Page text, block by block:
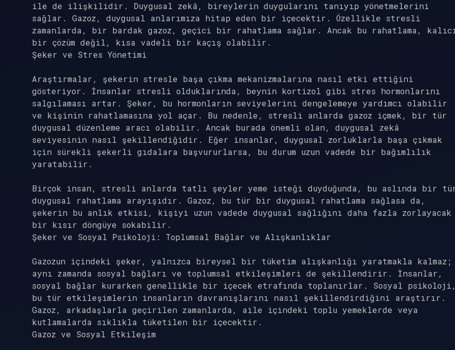
ile de ilişkilidir. Duygusal zekâ, bireylerin duygularını tanıyıp yönetmelerini
sağlar. Gazoz, duygusal anlarımıza hitap eden bir içecektir. Özellikle stresli
zamanlarda, bir bardak gazoz, geçici bir rahatlama sağlar. Ancak bu rahatlama,
bir çözüm değil, kısa vadeli bir kaçış olabilir.
Şeker ve Stres Yönetimi
Araştırmalar, şekerin stresle başa çıkma mekanizmalarına nasıl etki ettiğini
gösteriyor. İnsanlar stresli olduklarında, beynin kortizol gibi stres hormonlarını
salgılaması artar. Şeker, bu hormonların seviyelerini dengelemeye yardımcı olabilir
ve kişinin rahatlamasına yol açar. Bu nedenle, stresli anlarda gazoz içmek, bir tür
duygusal düzenleme aracı olabilir. Ancak burada önemli olan, duygusal zekâ
seviyesinin nasıl şekillendiğidir. Eğer insanlar, duygusal zorluklarla başa çıkmak
için sürekli şekerli gıdalara başvururlarsa, bu durum uzun vadede bir bağımlılık
yaratabilir.
Birçok insan, stresli anlarda tatlı şeyler yeme isteği duyduğunda, bu aslında bir
duygusal rahatlama arayışıdır. Gazoz, bu tür bir duygusal rahatlama sağlasa da,
şekerin bu anlık etkisi, kişiyi uzun vadede duygusal sağlığını daha fazla zorlayacak
bir kısır döngüye sokabilir.
Şeker ve Sosyal Psikoloji: Toplumsal Bağlar ve Alışkanlıklar
Gazozun içindeki şeker, yalnızca bireysel bir tüketim alışkanlığı yaratmakla kalmaz;
aynı zamanda sosyal bağları ve toplumsal etkileşimleri de şekillendirir. İnsanlar,
sosyal bağlar kurarken genellikle bir içecek etrafında toplanırlar. Sosyal
bu tür etkileşimlerin insanların davranışlarını nasıl şekillendirdiğini araştırır.
Gazoz, arkadaşlarla geçirilen zamanlarda, aile içindeki toplu yemeklerde veya
kutlamalarda sıklıkla tüketilen bir içecektir.
Gazoz ve Sosyal Etkileşim